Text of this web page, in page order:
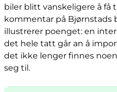
biler blitt vanskeligere å få
kommentar på Bjørnstads
illustrerer poenget: en
det hele tatt går an å
det ikke lenger finnes
seg til.